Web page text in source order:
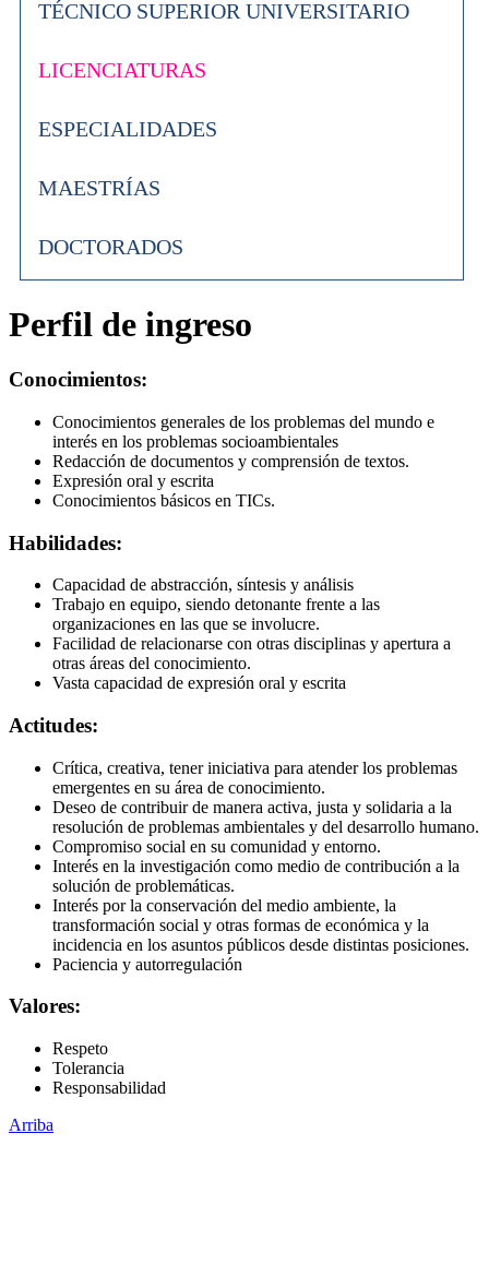
TÉCNICO SUPERIOR UNIVERSITARIO
LICENCIATURAS
ESPECIALIDADES
MAESTRÍAS
DOCTORADOS
Perfil de ingreso
Conocimientos:
Conocimientos generales de los problemas del mundo e
interés en los problemas socioambientales
Redacción de documentos y comprensión de textos.
Expresión oral y escrita
Conocimientos básicos en TICs.
Habilidades:
Capacidad de abstracción, síntesis y análisis
Trabajo en equipo, siendo detonante frente a las
organizaciones en las que se involucre.
Facilidad de relacionarse con otras disciplinas y apertura a
otras áreas del conocimiento.
Vasta capacidad de expresión oral y escrita
Actitudes:
Crítica, creativa, tener iniciativa para atender los problemas
emergentes en su área de conocimiento.
Deseo de contribuir de manera activa, justa y solidaria a la
resolución de problemas ambientales y del desarrollo humano.
Compromiso social en su comunidad y entorno.
Interés en la investigación como medio de contribución a la
solución de problemáticas.
Interés por la conservación del medio ambiente, la
transformación social y otras formas de económica y la
incidencia en los asuntos públicos desde distintas posiciones.
Paciencia y autorregulación
Valores:
Respeto
Tolerancia
Responsabilidad
Arriba